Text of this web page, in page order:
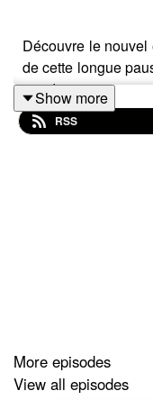
Découvre le
de cette longue
avis !
Show more
RSS
More episodes
View all episodes